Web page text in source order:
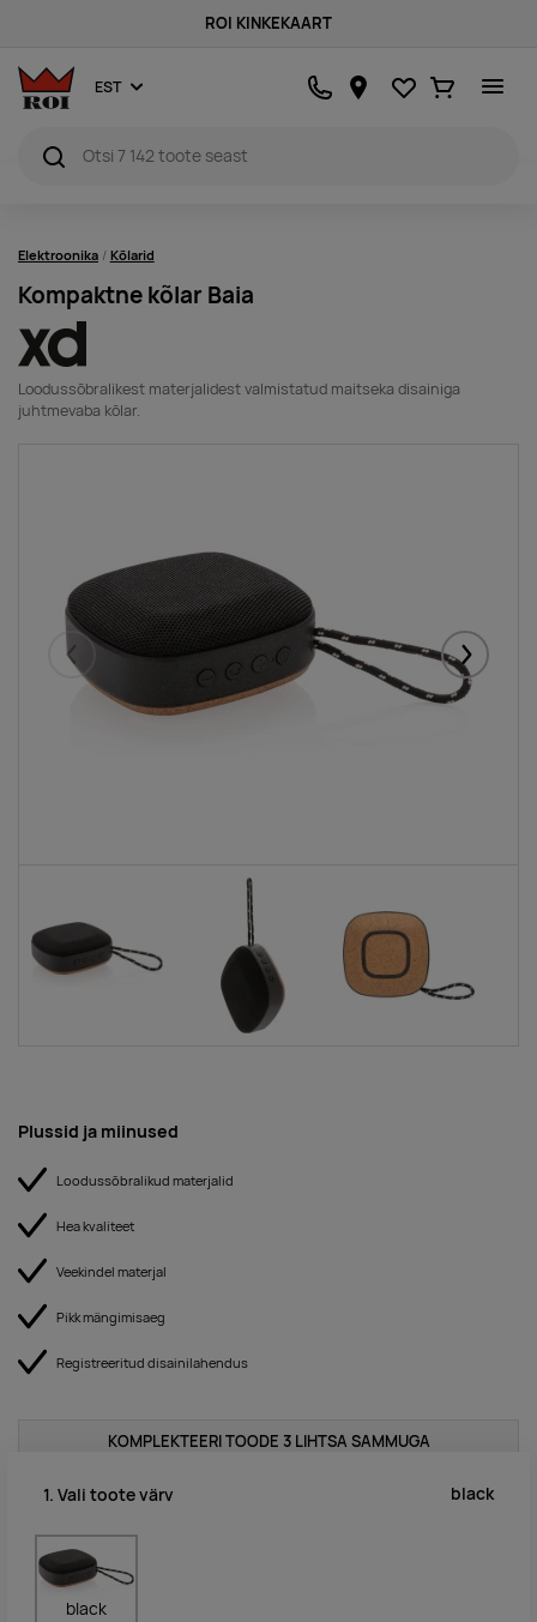
ROI KINKEKAART
EST Lemmikud
Ostukorv
Elektroonika Kõlarid
Kompaktne kõlar Baia
Loodussõbralikest materjalidest valmistatud maitseka disainiga
juhtmevaba kõlar.
Eelmised
Plussid ja miinused
Loodussõbralikud materjalid
Hea kvaliteet
Veekindel materjal
Pikk mängimisaeg
Registreeritud disainilahendus
KOMPLEKTEERI TOODE 3 LIHTSA SAMMUGA
1. Vali toote värv black
black